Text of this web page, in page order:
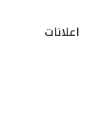
اعلانات